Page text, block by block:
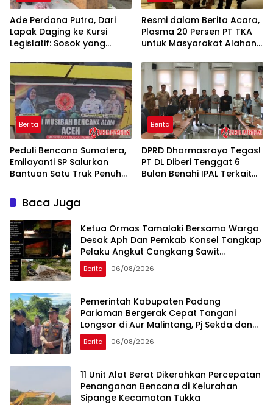
Ade Perdana Putra, Dari
Lapak Daging ke Kursi
Legislatif: Sosok yang
Dharmasraya
Resmi dalam Berita Acara,
Plasma 20 Persen PT TKA
untuk Masyarakat Alahan
Disepakati di Kantor
Gubernur Sumbar
Berita
Peduli Bencana Sumatera,
Emilayanti SP Salurkan
Bantuan Satu Truk Penuh
Berita
DPRD Dharmasraya Tegas!
PT DL Diberi Tenggat 6
Bulan Benahi IPAL Terkait
Baca Juga
Ketua Ormas Tamalaki Bersama Warga
Desak Aph Dan Pemkab Konsel Tangkap
Pelaku Angkut Cangkang Sawit
Overload, Truk PT KAP Melintas Jalan
Umum
Berita 06/08/2026
Pemerintah Kabupaten Padang
Pariaman Bergerak Cepat Tangani
Longsor di Aur Malintang, Pj Sekda dan
Anggota DPR RI Sepakati Pembukaan
Trase Jalan Baru
Berita 06/08/2026
11 Unit Alat Berat Dikerahkan Percepatan
Penanganan Bencana di Kelurahan
Sipange Kecamatan Tukka